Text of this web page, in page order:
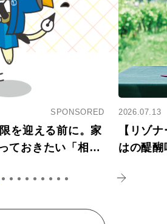
SPONSORED
を迎える前に。家
ておきたい「相続
2026.07.13
【リゾ
はの醍